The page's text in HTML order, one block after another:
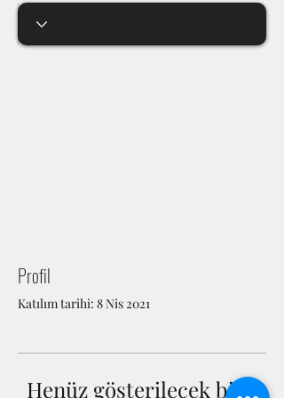
Profil
Katılım tarihi: 8 Nis 2021
Henüz gösterilecek bilgi